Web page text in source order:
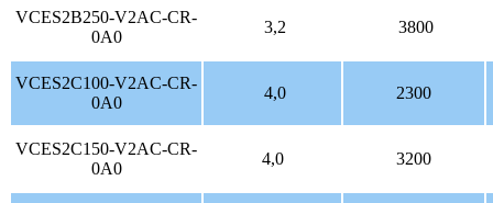
VCES2B250-V2AC-CR-
0A0
3,2 3800
VCES2C100-V2AC-CR-
0A0
4,0 2300
VCES2C150-V2AC-CR-
0A0
4,0 3200